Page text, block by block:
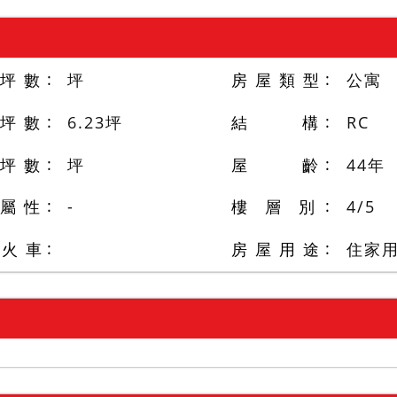
數
坪
數
6.23坪
數
坪
性
-
車
房 屋 類 型
公寓
結 構
RC
屋 齡
44年
樓 層 別
4/5
房 屋 用 途
住家